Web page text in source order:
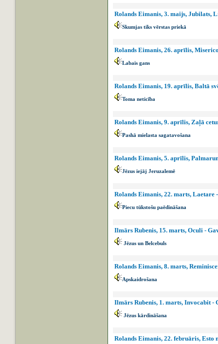
Rolands Eimanis, 3. maijs, Jubilats,
Skumjas tiks vērstas priekā
Rolands Eimanis, 26. aprīlis,
Labais gans
Rolands Eimanis, 19. aprīlis, Baltā
Toma neticība
Rolands Eimanis, 9. aprīlis, Zaļā
Pashā mielasta sagatavošana
Rolands Eimanis, 5. aprīlis,
Jēzus iejāj Jeruzalemē
Rolands Eimanis, 22. marts,
Piecu tūkstošu paēdināšana
Ilmārs Rubenis, 15. marts, Oculi -
Jēzus un Belcebuls
Rolands Eimanis, 8. marts,
Apskaidrošana
Ilmārs Rubenis, 1. marts, Invocabit
Jēzus kārdināšana
Rolands Eimanis, 22. februāris,